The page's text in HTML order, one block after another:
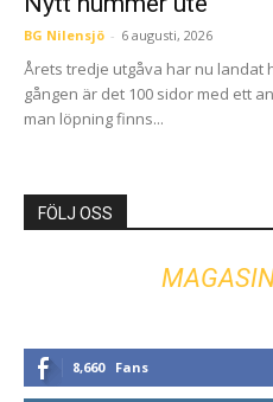
BG Nilensjö - 6 augusti, 2026
Årets tredje utgåva har nu landat
gången är det 100 sidor med ett
man löpning finns...
FÖLJ OSS
8,660 Fans